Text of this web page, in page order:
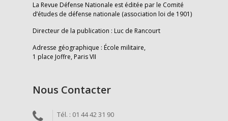
La Revue Défense Nationale est éditée par le Comité
d’études de défense nationale (association loi de 1901)
Directeur de la publication : Luc de Rancourt
Adresse géographique : École militaire,
1 place Joffre, Paris VII
Nous Contacter
Tél. : 01 44 42 31 90